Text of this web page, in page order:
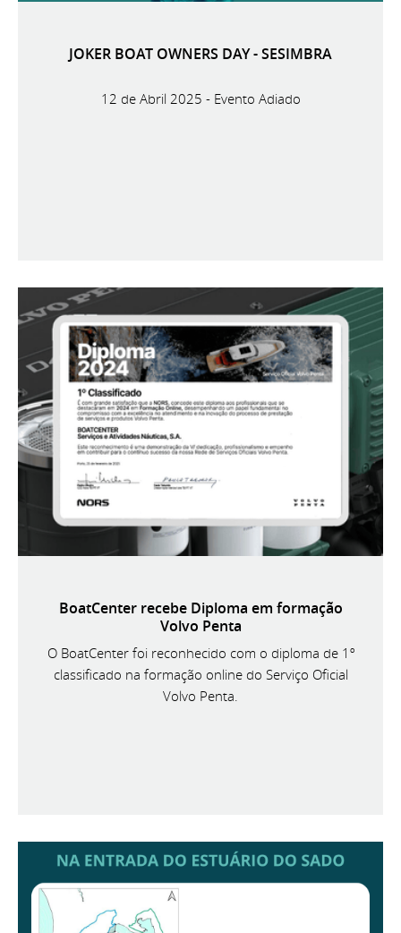
JOKER BOAT OWNERS DAY - SESIMBRA
12 de Abril 2025 - Evento Adiado
BoatCenter recebe Diploma em formação
Volvo Penta
O BoatCenter foi reconhecido com o diploma de 1º
classificado na formação online do Serviço Oficial
Volvo Penta.